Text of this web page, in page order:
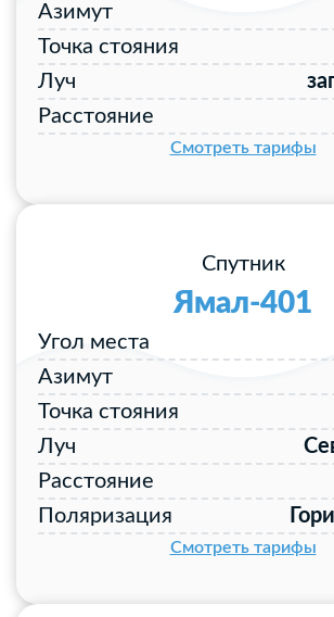
Азимут
Точка стояния
Луч
Расстояние
Смотреть тарифы
Спутник
Ямал-401
Угол места
Азимут
Точка стояния
Луч
Расстояние
Поляризация
Смотреть тарифы